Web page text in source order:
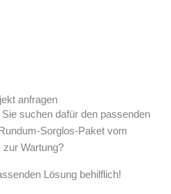
anfragen
suchen dafür den passenden
Sorglos-Paket vom
zur Wartung?
Lösung behilflich!